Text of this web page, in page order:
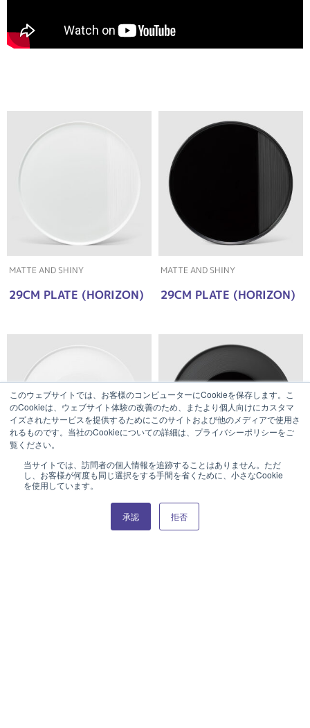
このウェブサイトでは、お客様のコンピューターにCookieを保存します。こ
のCookieは、ウェブサイト体験の改善のため、またより個人向けにカスタマ
イズされたサービスを提供するためにこのサイトおよび他のメディアで使用さ
れるものです。当社のCookieについての詳細は、プライバシーポリシーをご
覧ください。
当サイトでは、訪問者の個人情報を追跡することはありません。ただ
し、お客様が何度も同じ選択をする手間を省くために、小さなCookie
を使用しています。
承認 拒否
MATTE AND SHINY
29CM PLATE (HORIZON)
MATTE AND SHINY
29CM PLATE (HORIZON)
MATTE AND SHINY
29CM PLATE (SWIRL) 29CM PLATE (SWIRL)
Product Catalog (e-book)